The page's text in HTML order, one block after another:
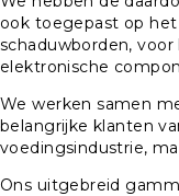
ook toegepast op
schaduwborden,
elektronische
We werken samen
belangrijke klanten
voedingsindustrie,
Ons uitgebreid